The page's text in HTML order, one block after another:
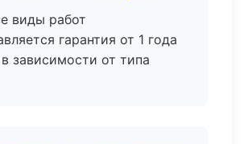
виды работ
гарантия от 1 года
зависимости от типа